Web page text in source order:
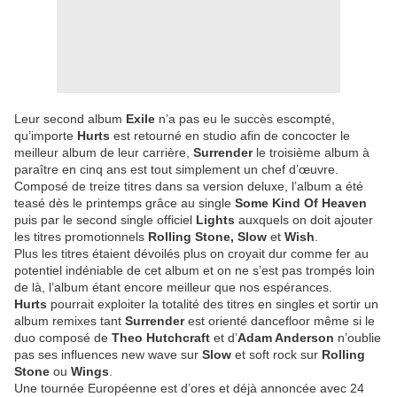
Leur second album Exile n’a pas eu le succès escompté,
qu’importe Hurts est retourné en studio afin de concocter le
meilleur album de leur carrière, Surrenderle troisième album à
paraître en cinq ans est tout simplement un chef d’œuvre.
Composé de treize titres dans sa version deluxe, l’album a été
teasé dès le printemps grâce au single Some Kind Of Heaven
puis par le second single officiel Lights auxquels on doit ajouter
les titres promotionnels Rolling Stone, Slow et Wish
Plus les titres étaient dévoilés plus on croyait dur comme fer au
potentiel indéniable de cet album et on ne s’est pas trompés loin
de là, l’album étant encore meilleur que nos espérances.
Hurts pourrait exploiter la totalité des titres en singles et sortir un
album remixes tant Surrenderest orienté dancefloor même si le
duo composé de Theo Hutchcraft et d’Adam Anderson n’oublie
pas ses influences new wave sur Slow et soft rock sur Rolling
Stone ou Wings
Une tournée Européenne est d’ores et déjà annoncée avec 24